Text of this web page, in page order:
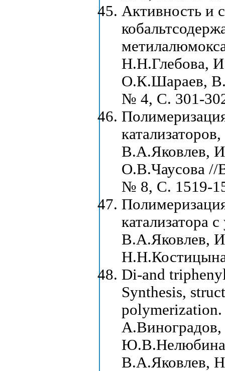
Активность и
Н.Н.Глебова,
О.К.Шараев,
№ 4, С. 301-
В.А.Яковлев,
О.В.Чаусова //
№ 8, С. 1519-
катализатора
В.А.Яковлев,
Di-and
Synthesis,
В.А.Яковлев,